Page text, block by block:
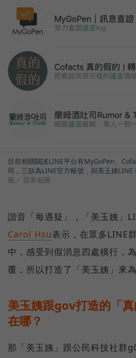
目前相關闢謠LINE平台有MyGoPen、
司，三款為LINE官方帳號，與美玉姨LINE
圖／ 螢幕截圖
諧音「每遇疑」，「美玉姨」
Carol Hsu表示，在眾多LINE
中，感受到假消息四處橫行，
覆，所以打造了「美玉姨」來
美玉姨跟gov打造的「
在哪？
那「美玉姨」跟公民科技社群